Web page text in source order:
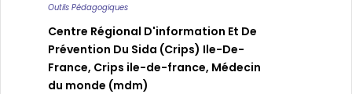
Outils Pédagogiques
Centre Régional D'information Et De
Prévention Du Sida (crips) Ile-De-
France, Crips ile-de-france, Médecin
du monde (mdm)